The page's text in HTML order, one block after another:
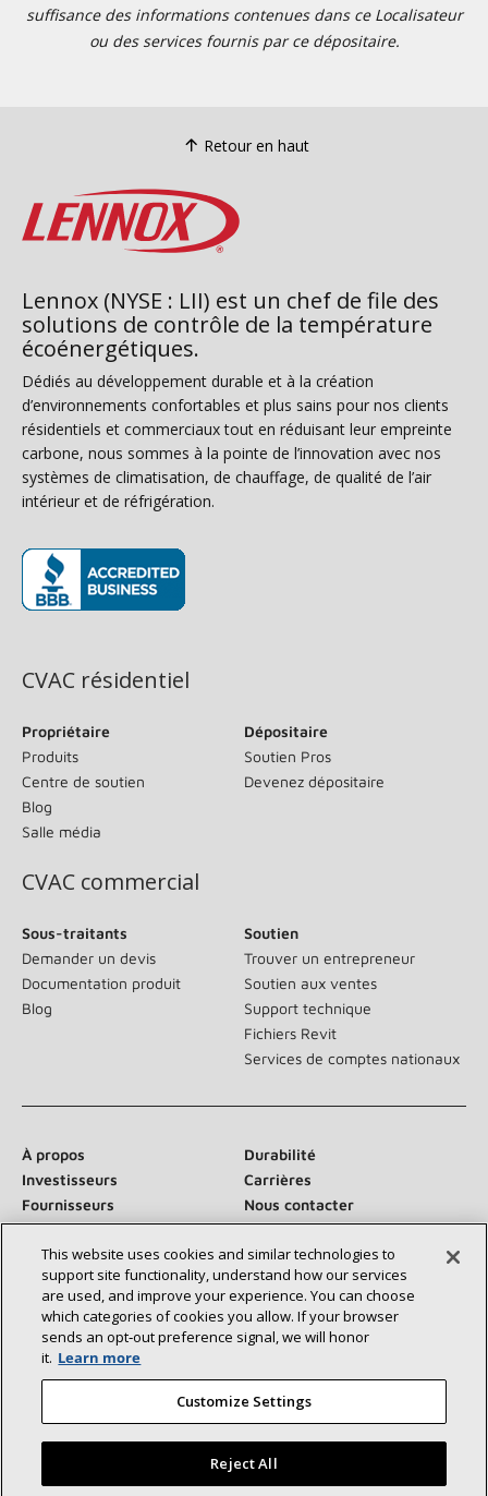
suffisance des informations contenues dans ce Localisateur
ou des services fournis par ce dépositaire.
Retour en haut
Lennox (NYSE : LII) est un chef de file des
solutions de contrôle de la température
écoénergétiques.
Dédiés au développement durable et à la création
d’environnements confortables et plus sains pour nos clients
résidentiels et commerciaux tout en réduisant leur empreinte
carbone, nous sommes à la pointe de l’innovation avec nos
systèmes de climatisation, de chauffage, de qualité de l’air
intérieur et de réfrigération.
CVAC résidentiel
Propriétaire
Produits
Centre de soutien
Blog
Salle média
Dépositaire
Soutien Pros
Devenez dépositaire
CVAC commercial
Sous-traitants
Demander un devis
Documentation produit
Blog
Soutien
Trouver un entrepreneur
Soutien aux ventes
Support technique
Fichiers Revit
Services de comptes nationaux
À propos
Durabilité
Investisseurs
Carrières
Fournisseurs
Nous contacter
Salle de presse
Communiquez avec nous :
©2026 Lennox International Inc.
This website uses cookies and similar technologies to
support site functionality, understand how our services
are used, and improve your experience. You can choose
which categories of cookies you allow. If your browser
sends an opt‑out preference signal, we will honor
it. Learn more
Customize Settings
Reject All